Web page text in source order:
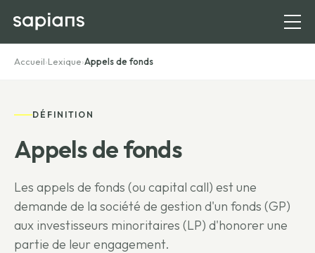
Accueil›Lexique›Appels de fonds
DÉFINITION
Appels de fonds
Les appels de fonds (ou capital call) est une
demande de la société de gestion d'un fonds (GP)
aux investisseurs minoritaires (LP) d'honorer une
partie de leur engagement.